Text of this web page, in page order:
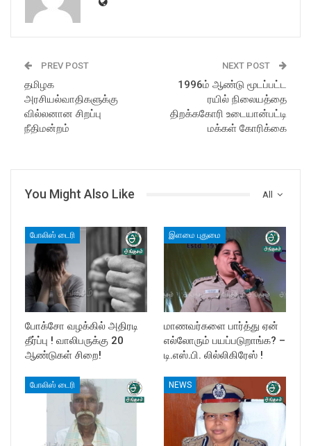
PREV POST
தமிழக
அரசியல்வாதிகளுக்கு
வில்லனான சிறப்பு
நீதிமன்றம்
NEXT POST
1996ம் ஆண்டு மூடப்பட்ட
ரயில் நிலையத்தை
திறக்ககோரி உடையான்பட்டி
மக்கள் கோரிக்கை
All
You Might Also Like
போலிஸ் டைரி
போக்சோ வழக்கில் அதிரடி
தீர்ப்பு ! வாலிபருக்கு 20
ஆண்டுகள் சிறை!
இளமை புதுமை
மாணவர்களை பார்த்து ஏன்
எல்லோரும் பயப்படுறாங்க? –
டி.எஸ்.பி. லில்லிகிரேஸ் !
போலிஸ் டைரி NEWS